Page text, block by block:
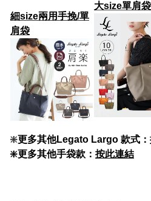
細size兩用手挽/單
肩袋
大size單肩袋
❇️更多其他Legato Largo 款式：
❇️更多其他手袋款： 按此連結